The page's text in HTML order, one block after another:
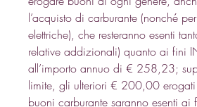
l’acquisto di carburante (nonché
elettriche), che resteranno esenti
relative addizionali) quanto ai fini
all’importo annuo di € 258,23;
limite, gli ulteriori € 200,00
buoni carburante saranno esenti ai